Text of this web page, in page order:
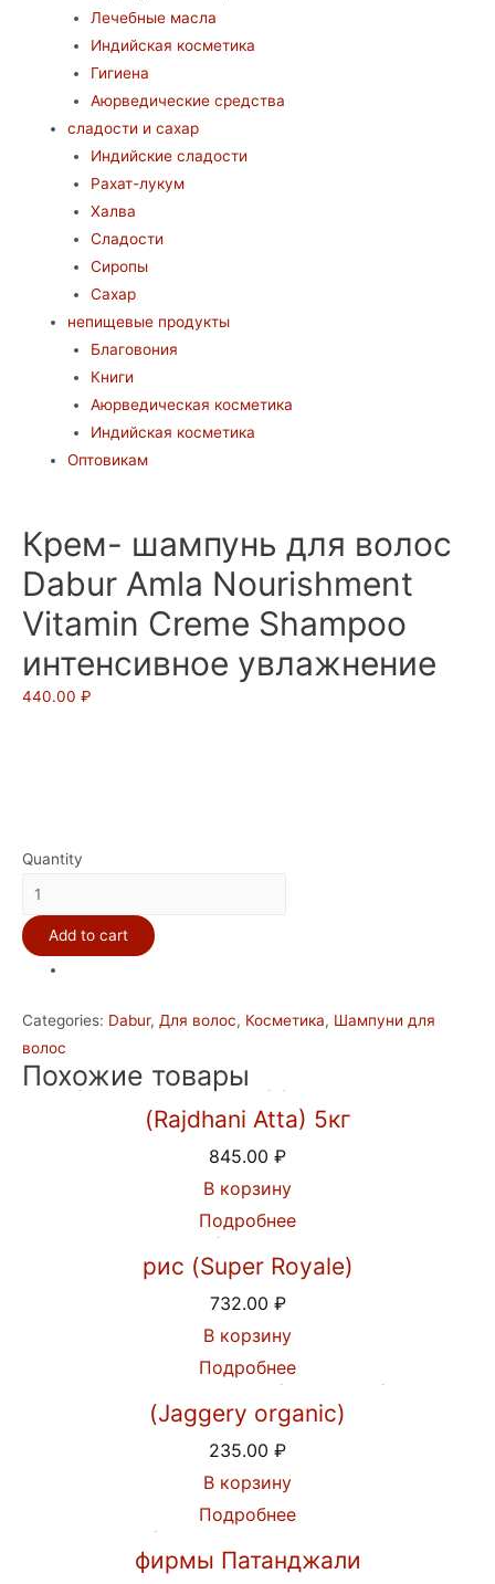
Лечебные масла
Индийская косметика
Гигиена
Аюрведические средства
сладости и сахар
Индийские сладости
Рахат-лукум
Халва
Сладости
Сиропы
Сахар
непищевые продукты
Благовония
Книги
Аюрведическая косметика
Индийская косметика
Оптовикам
Крем- шампунь для волос
Dabur Amla Nourishment
Vitamin Creme Shampoo
интенсивное увлажнение
440.00 ₽
Quantity
Крем-
шампунь
для
волос
Amla
Nourishment
Vitamin
Add to cart
Categories: Dabur, Для волос, Косметика, Шампуни для
волос
Похожие товары
Мука пшеничная грубого помола
(Rajdhani Atta) 5кг
845.00 ₽
В корзину
Подробнее
Индийский Королевский Басмати
рис (Super Royale)
732.00 ₽
В корзину
Подробнее
Пальмовый сахар джаггери
(Jaggery organic)
235.00 ₽
В корзину
Подробнее
Шампунь Кеш Канти Рита от
фирмы Патанджали